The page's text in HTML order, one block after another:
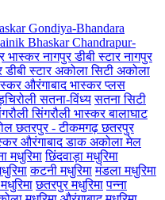
Gondiya-Bhandara
Bhaskar Chandrapur-
भास्करनागपुर डीबी स्टारनागपुर
स्टारअकोला सिटी अकोला
औरंगाबाद भास्कर प्लस
सतना-विंध्य सतना सिटी
सिंगरौली भास्करबालाघाट
छतरपुर - टीकमगढ़छतरपुर
औरंगाबाद डाकअकोला मेल
मधुरिमा छिंदवाड़ा मधुरिमा
कटनी मधुरिमा मंडला मधुरिमा
छतरपुर मधुरिमा पन्ना